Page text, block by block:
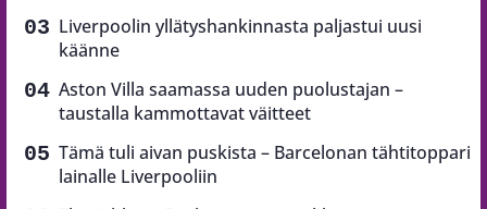
Liverpoolin yllätyshankinnasta paljastui uusi
käänne
Aston Villa saamassa uuden puolustajan –
taustalla kammottavat väitteet
Tämä tuli aivan puskista – Barcelonan tähtitoppari
lainalle Liverpooliin